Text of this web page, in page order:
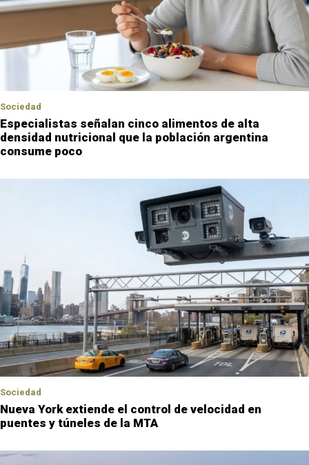
Sociedad
Especialistas señalan cinco alimentos de alta
densidad nutricional que la población argentina
consume poco
Sociedad
Nueva York extiende el control de velocidad en
puentes y túneles de la MTA